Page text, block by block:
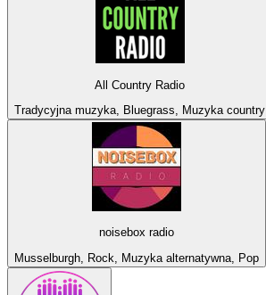
All Country Radio
Tradycyjna muzyka, Bluegrass, Muzyka country
noisebox radio
Musselburgh, Rock, Muzyka alternatywna, Pop